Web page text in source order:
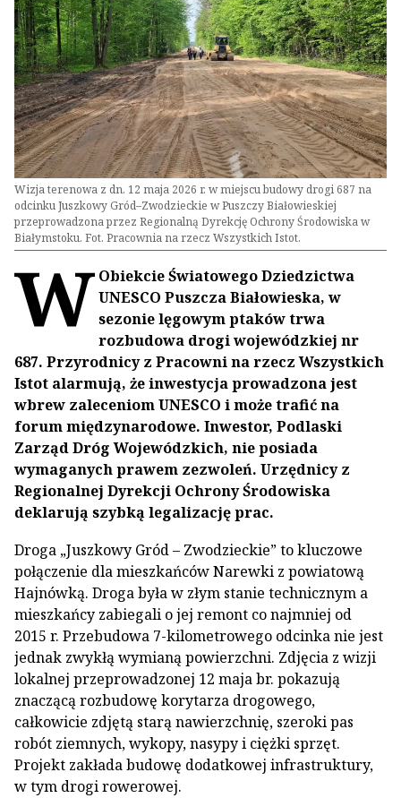
Wizja terenowa z dn. 12 maja 2026 r. w miejscu budowy drogi 687 na
odcinku Juszkowy Gród–Zwodzieckie w Puszczy Białowieskiej
przeprowadzona przez Regionalną Dyrekcję Ochrony Środowiska w
Białymstoku. Fot. Pracownia na rzecz Wszystkich Istot.
W Obiekcie Światowego Dziedzictwa
UNESCO Puszcza Białowieska, w
sezonie lęgowym ptaków trwa
rozbudowa drogi wojewódzkiej nr
687. Przyrodnicy z Pracowni na rzecz Wszystkich
Istot alarmują, że inwestycja prowadzona jest
wbrew zaleceniom UNESCO i może trafić na
forum międzynarodowe. Inwestor, Podlaski
Zarząd Dróg Wojewódzkich, nie posiada
wymaganych prawem zezwoleń. Urzędnicy z
Regionalnej Dyrekcji Ochrony Środowiska
deklarują szybką legalizację prac.
Droga „Juszkowy Gród – Zwodzieckie” to kluczowe
połączenie dla mieszkańców Narewki z powiatową
Hajnówką. Droga była w złym stanie technicznym a
mieszkańcy zabiegali o jej remont co najmniej od
2015 r. Przebudowa 7-kilometrowego odcinka nie jest
jednak zwykłą wymianą powierzchni. Zdjęcia z wizji
lokalnej przeprowadzonej 12 maja br. pokazują
znaczącą rozbudowę korytarza drogowego,
całkowicie zdjętą starą nawierzchnię, szeroki pas
robót ziemnych, wykopy, nasypy i ciężki sprzęt.
Projekt zakłada budowę dodatkowej infrastruktury,
w tym drogi rowerowej.